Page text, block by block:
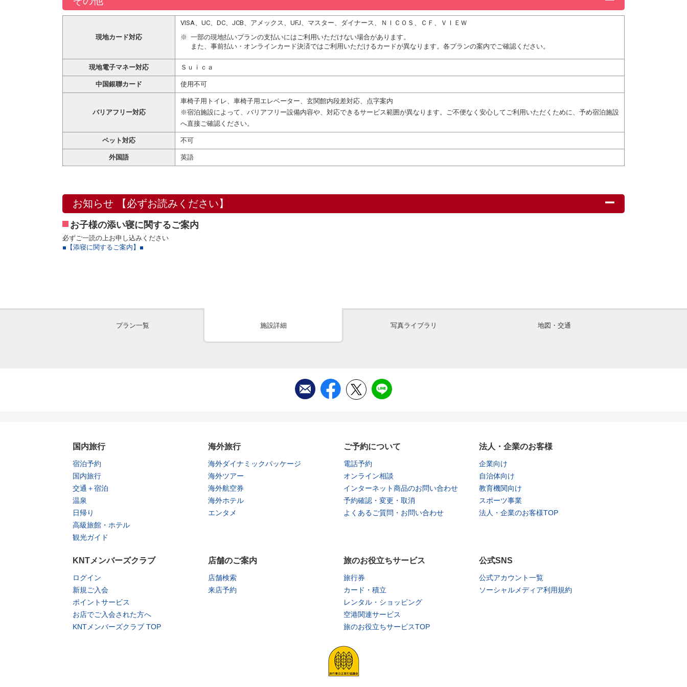
現地カード対応
VISA、UC、DC、JCB、アメックス、UFJ、マスター、ダイナース、ＮＩＣＯＳ、ＣＦ、ＶＩＥＷ
一部の現地払いプランの支払いにはご利用いただけない場合があります。
また、事前払い・オンラインカード決済ではご利用いただけるカードが異なります。各プランの案内でご確認ください。
現地電子マネー対応 Ｓｕｉｃａ
中国銀聯カード 使用不可
バリアフリー対応
車椅子用トイレ、車椅子用エレベーター、玄関館内段差対応、点字案内
※宿泊施設によって、バリアフリー設備内容や、対応できるサービス範囲が異なります。ご不便なく安心してご利用いただくために、予め宿泊施設
へ直接ご確認ください。
ペット対応 不可
外国語 英語
お知らせ 【必ずお読みください】
お子様の添い寝に関するご案内
必ずご一読の上お申し込みください
■【添寝に関するご案内】■
プラン一覧 施設詳細 写真ライブラリ 地図・交通
国内旅行
宿泊予約
国内旅行
交通＋宿泊
温泉
日帰り
高級旅館・ホテル
観光ガイド
海外旅行
海外ダイナミックパッケージ
海外ツアー
海外航空券
海外ホテル
エンタメ
ご予約について
電話予約
オンライン相談
インターネット商品のお問い合わせ
予約確認・変更・取消
よくあるご質問・お問い合わせ
法人・企業のお客様
企業向け
自治体向け
教育機関向け
スポーツ事業
法人・企業のお客様TOP
KNTメンバーズクラブ
ログイン
新規ご入会
ポイントサービス
お店でご入会された方へ
KNTメンバーズクラブ TOP
店舗のご案内
店舗検索
来店予約
旅のお役立ちサービス
旅行券
カード・積立
レンタル・ショッピング
空港関連サービス
旅のお役立ちサービスTOP
公式SNS
公式アカウント一覧
ソーシャルメディア利用規約